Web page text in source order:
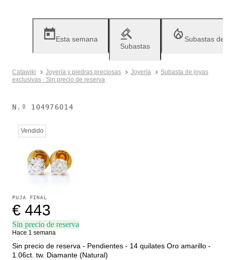
Esta semana
Subastas
Subastas
Catawiki Joyería y piedras preciosas Joyería
Subasta de joyas
exclusivas · Sin precio de reserva
N.º 104976014
Vendido
PUJA FINAL
€ 443
Sin precio de reserva
Hace 1 semana
Sin precio de reserva - Pendientes - 14 quilates Oro amarillo -
1.06ct. tw. Diamante (Natural)